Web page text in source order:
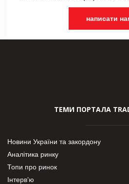
написати
ТЕМИ ПОРТАЛА
Новини України та закордону
Аналітика ринку
Топи про ринок
Інтерв’ю